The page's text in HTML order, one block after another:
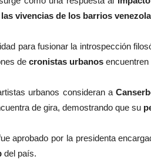
vivencias de los barrios
para fusionar la introspección
de cronistas urbanos encuentren
urbanos consideran a
de gira, demostrando que su
aprobado por la presidenta
del país.